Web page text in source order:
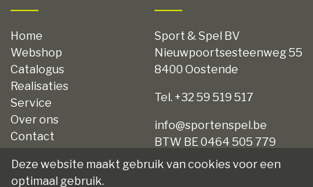
Home
Webshop
Catalogus
Realisaties
Service
Over ons
Contact
Disclaimer
Sport & Spel BV
Nieuwpoortsesteenweg 55
8400 Oostende
Tel. +32 59 519 517
info@sportenspel.be
BTW BE 0464 505 779
Deze website maakt gebruik van cookies voor een
optimaal gebruik.